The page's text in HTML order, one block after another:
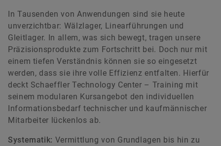
In Tausenden von Anwendungen sind sie heute
unverzichtbar: Wälzlager, Linearführungen und
Gleitlager. In allem, was sich bewegt, tragen unsere
Präzisionsprodukte zum Fortschritt bei. Doch nur mit
einem tiefen Verständnis können sie so eingesetzt
werden, dass sie ihre volle Effizienz entfalten. Hierfür
deckt Schaeffler Technology Center – Training mit
seinem modularen Kursangebot den individuellen
Informationsbedarf technischer und kaufmännischer
Mitarbeiter lückenlos ab.
Systematik: Vermittlung von Grundlagen bis hin zu